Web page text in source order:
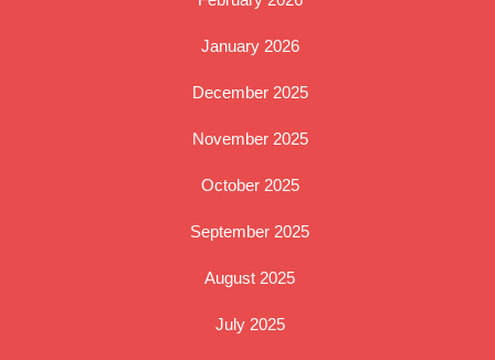
January 2026
December 2025
November 2025
October 2025
September 2025
August 2025
July 2025